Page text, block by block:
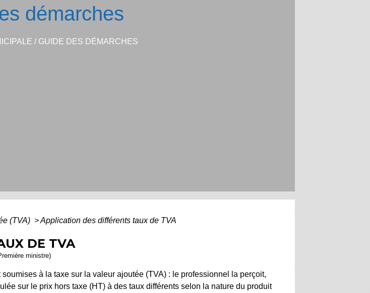
démarches
/ GUIDE DES DÉMARCHES
(TVA) > Application des différents taux de TVA
DE TVA
ministre)
à la taxe sur la valeur ajoutée (TVA) : le professionnel la perçoit,
sur le prix hors taxe (HT) à des taux différents selon la nature du produit